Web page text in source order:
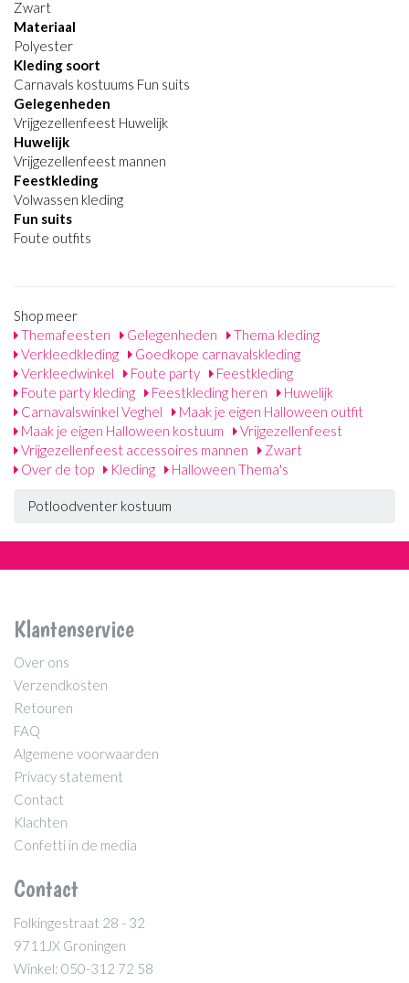
Zwart
Materiaal
Polyester
Kleding soort
Carnavals kostuums Fun suits
Gelegenheden
Vrijgezellenfeest Huwelijk
Huwelijk
Vrijgezellenfeest mannen
Feestkleding
Volwassen kleding
Fun suits
Foute outfits
Shop meer
Themafeesten
Gelegenheden
Thema kleding
Verkleedkleding
Goedkope carnavalskleding
Verkleedwinkel
Foute party
Feestkleding
Foute party kleding
Feestkleding heren
Huwelijk
Carnavalswinkel Veghel
Maak je eigen Halloween outfit
Maak je eigen Halloween kostuum
Vrijgezellenfeest
Vrijgezellenfeest accessoires mannen
Zwart
Over de top
Kleding Halloween Thema's
Potloodventer kostuum
Klantenservice
Over ons
Verzendkosten
Retouren
FAQ
Algemene voorwaarden
Privacy statement
Contact
Klachten
Confetti in de media
Contact
Folkingestraat 28 - 32
9711JX Groningen
Winkel: 050-312 72 58